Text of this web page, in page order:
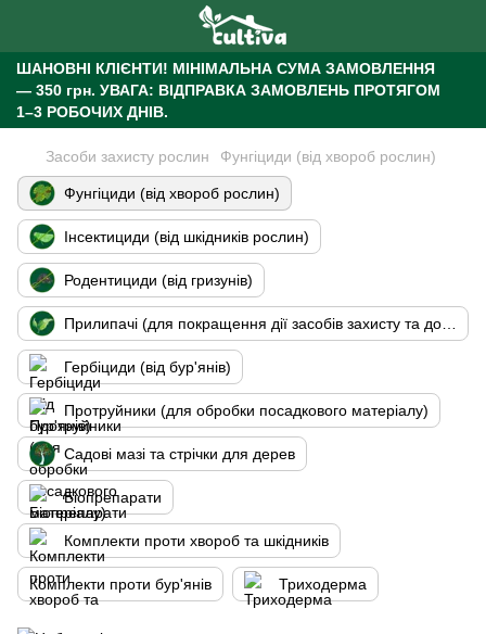
ШАНОВНІ КЛІЄНТИ! МІНІМАЛЬНА СУМА ЗАМОВЛЕННЯ
— 350 грн. УВАГА: ВІДПРАВКА ЗАМОВЛЕНЬ ПРОТЯГОМ
1–3 РОБОЧИХ ДНІВ.
Засоби захисту рослин Фунгіциди (від хвороб рослин)
Фунгіциди (від хвороб рослин)
Інсектициди (від шкідників рослин)
Родентициди (від гризунів)
Гербіциди (від бур'янів)
Протруйники (для обробки посадкового матеріалу)
Садові мазі та стрічки для дерев
Біопрепарати
Комплекти проти хвороб та шкідників
Комплекти проти бур'янів Триходерма